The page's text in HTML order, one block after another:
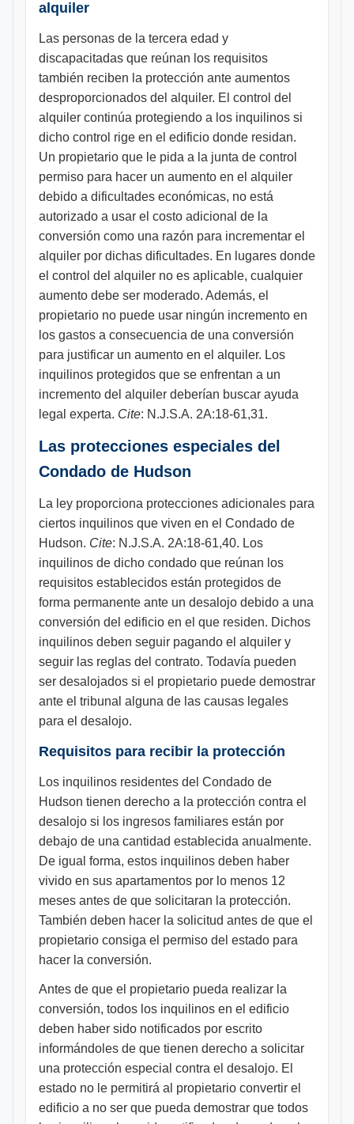
alquiler
Las personas de la tercera edad y
discapacitadas que reúnan los requisitos
también reciben la protección ante aumentos
desproporcionados del alquiler. El control del
alquiler continúa protegiendo a los inquilinos si
dicho control rige en el edificio donde residan.
Un propietario que le pida a la junta de control
permiso para hacer un aumento en el alquiler
debido a dificultades económicas, no está
autorizado a usar el costo adicional de la
conversión como una razón para incrementar el
alquiler por dichas dificultades. En lugares donde
el control del alquiler no es aplicable, cualquier
aumento debe ser moderado. Además, el
propietario no puede usar ningún incremento en
los gastos a consecuencia de una conversión
para justificar un aumento en el alquiler. Los
inquilinos protegidos que se enfrentan a un
incremento del alquiler deberían buscar ayuda
legal experta. Cite: N.J.S.A. 2A:18-61,31.
Las protecciones especiales del
Condado de Hudson
La ley proporciona protecciones adicionales para
ciertos inquilinos que viven en el Condado de
Hudson. Cite: N.J.S.A. 2A:18-61,40. Los
inquilinos de dicho condado que reúnan los
requisitos establecidos están protegidos de
forma permanente ante un desalojo debido a una
conversión del edificio en el que residen. Dichos
inquilinos deben seguir pagando el alquiler y
seguir las reglas del contrato. Todavía pueden
ser desalojados si el propietario puede demostrar
ante el tribunal alguna de las causas legales
para el desalojo.
Requisitos para recibir la protección
Los inquilinos residentes del Condado de
Hudson tienen derecho a la protección contra el
desalojo si los ingresos familiares están por
debajo de una cantidad establecida anualmente.
De igual forma, estos inquilinos deben haber
vivido en sus apartamentos por lo menos 12
meses antes de que solicitaran la protección.
También deben hacer la solicitud antes de que el
propietario consiga el permiso del estado para
hacer la conversión.
Antes de que el propietario pueda realizar la
conversión, todos los inquilinos en el edificio
deben haber sido notificados por escrito
informándoles de que tienen derecho a solicitar
una protección especial contra el desalojo. El
estado no le permitirá al propietario convertir el
edificio a no ser que pueda demostrar que todos